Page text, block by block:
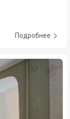
Подробнее